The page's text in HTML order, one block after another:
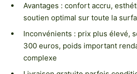
Avantages : confort accru,
soutien optimal sur toute la
Inconvénients : prix plus élevé,
300 euros, poids important
complexe